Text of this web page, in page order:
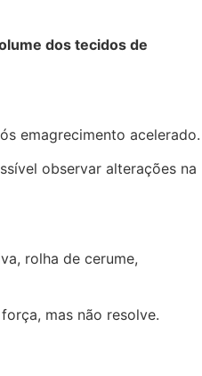
dos tecidos de
emagrecimento acelerado.
observar alterações na
rolha de cerume,
mas não resolve.